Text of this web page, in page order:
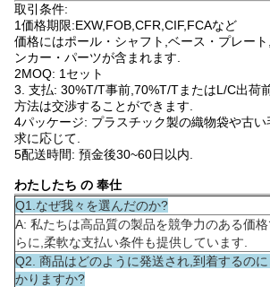
取引条件:
1価格期限:EXW,FOB,CFR,CIF,FCAなど
価格にはポール・シャフト,ベース・プレー
ンカー・パーツが含まれます.
2MOQ: 1セット
3. 支払: 30%T/T事前,70%T/TまたはL/C出荷
方法は交渉することができます.
4パッケージ: プラスチック製の織物袋や古
求に応じて.
5配送時間: 預金後30~60日以内.
わたしたち の 奉仕
Q1.なぜ我々を選んだのか?
A: 私たちは高品質の製品を競争力のある価
らに,柔軟な支払い条件も提供しています.
Q2. 商品はどのように発送され,到着するの
かりますか?